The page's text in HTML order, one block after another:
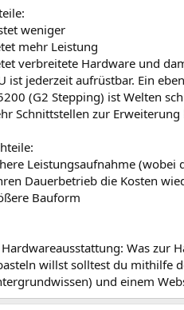
weniger
mehr Leistung
verbreitete Hardware und
ist jederzeit aufrüstbar. Ein
(G2 Stepping) ist Welten
Schnittstellen zur
Leistungsaufnahme (wobei
Dauerbetrieb die Kosten
Bauform
Was zur
willst solltest du mithilfe
und einem